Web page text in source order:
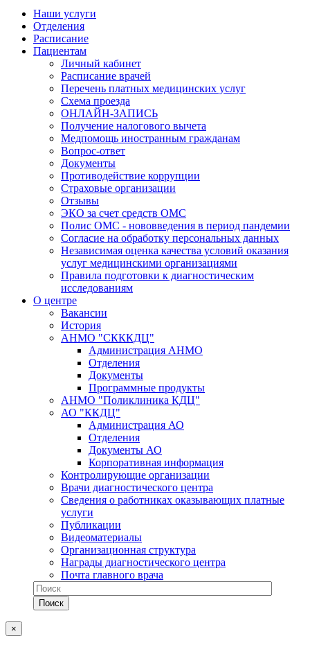
Наши услуги
Отделения
Расписание
Пациентам
Личный кабинет
Расписание врачей
Перечень платных медицинских услуг
Схема проезда
ОНЛАЙН-ЗАПИСЬ
Получение налогового вычета
Медпомощь иностранным гражданам
Вопрос-ответ
Документы
Противодействие коррупции
Страховые организации
Отзывы
ЭКО за счет средств ОМС
Полис ОМС - нововведения в период пандемии
Согласие на обработку персональных данных
Независимая оценка качества условий оказания
услуг медицинскими организациями
Правила подготовки к диагностическим
исследованиям
О центре
Вакансии
История
АНМО "СКККДЦ"
Администрация АНМО
Отделения
Документы
Программные продукты
АНМО "Поликлиника КДЦ"
АО "ККДЦ"
Администрация АО
Отделения
Документы АО
Корпоративная информация
Контролирующие организации
Врачи диагностического центра
Сведения о работниках оказывающих платные
услуги
Публикации
Видеоматериалы
Организационная структура
Награды диагностического центра
Почта главного врача
×